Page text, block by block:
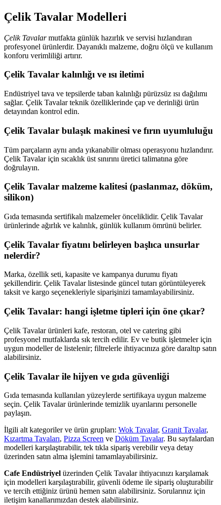
Çelik Tavalar Modelleri
Çelik Tavalarmutfakta günlük hazırlık ve servisi hızlandıran
profesyonel ürünlerdir. Dayanıklı malzeme, doğru ölçü ve kullanım
konforu verimliliği artırır.
Çelik Tavalar kalınlığı ve ısı iletimi
Endüstriyel tava ve tepsilerde taban kalınlığı pürüzsüz ısı dağılımı
sağlar. Çelik Tavalar teknik özelliklerinde çap ve derinliği ürün
detayından kontrol edin.
Çelik Tavalar bulaşık makinesi ve fırın uyumluluğu
Tüm parçaların aynı anda yıkanabilir olması operasyonu hızlandırır.
Çelik Tavalar için sıcaklık üst sınırını üretici talimatına göre
doğrulayın.
Çelik Tavalar malzeme kalitesi (paslanmaz, döküm,
silikon)
Gıda temasında sertifikalı malzemeler önceliklidir. Çelik Tavalar
ürünlerinde ağırlık ve kalınlık, günlük kullanım ömrünü belirler.
Çelik Tavalar fiyatını belirleyen başlıca unsurlar
nelerdir?
Marka, özellik seti, kapasite ve kampanya durumu fiyatı
şekillendirir. Çelik Tavalar listesinde güncel tutarı görüntüleyerek
taksit ve kargo seçenekleriyle siparişinizi tamamlayabilirsiniz.
Çelik Tavalar: hangi işletme tipleri için öne çıkar?
Çelik Tavalar ürünleri kafe, restoran, otel ve catering gibi
profesyonel mutfaklarda sık tercih edilir. Ev ve butik işletmeler için
uygun modeller de listelenir; filtrelerle ihtiyacınıza göre daraltıp satın
alabilirsiniz.
Çelik Tavalar ile hijyen ve gıda güvenliği
Gıda temasında kullanılan yüzeylerde sertifikaya uygun malzeme
seçin. Çelik Tavalar ürünlerinde temizlik uyarılarını personelle
paylaşın.
İlgili alt kategoriler ve ürün grupları: Wok Tavalar, Granit Tavalar,
Kızartma Tavaları, Pizza Screen ve Döküm Tavalar. Bu sayfalardan
modelleri karşılaştırabilir, tek tıkla sipariş verebilir veya detay
üzerinden satın alma işlemini tamamlayabilirsiniz.
Cafe Endüstriyel üzerinden Çelik Tavalar ihtiyacınızı karşılamak
için modelleri karşılaştırabilir, güvenli ödeme ile sipariş oluşturabilir
ve tercih ettiğiniz ürünü hemen satın alabilirsiniz. Sorularınız için
iletişim kanallarımızdan destek alabilirsiniz.